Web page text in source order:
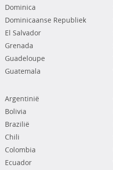
Dominica
Dominicaanse Republiek
El Salvador
Grenada
Guadeloupe
Guatemala
Argentinië
Bolivia
Brazilië
Chili
Colombia
Ecuador